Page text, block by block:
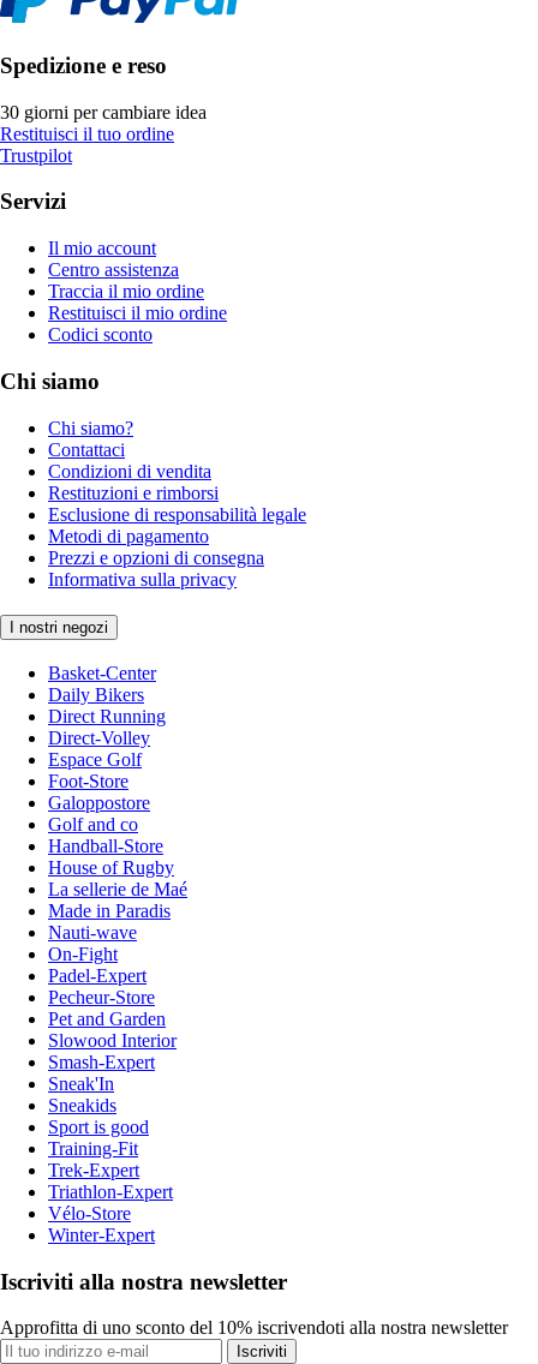
Spedizione e reso
30 giorni per cambiare idea
Restituisci il tuo ordine
Trustpilot
Servizi
Il mio account
Centro assistenza
Traccia il mio ordine
Restituisci il mio ordine
Codici sconto
Chi siamo
Chi siamo?
Contattaci
Condizioni di vendita
Restituzioni e rimborsi
Esclusione di responsabilità legale
Metodi di pagamento
Prezzi e opzioni di consegna
Informativa sulla privacy
I nostri negozi
Basket-Center
Daily Bikers
Direct Running
Direct-Volley
Espace Golf
Foot-Store
Galoppostore
Golf and co
Handball-Store
House of Rugby
La sellerie de Maé
Made in Paradis
Nauti-wave
On-Fight
Padel-Expert
Pecheur-Store
Pet and Garden
Slowood Interior
Smash-Expert
Sneak'In
Sneakids
Sport is good
Training-Fit
Trek-Expert
Triathlon-Expert
Vélo-Store
Winter-Expert
Iscriviti alla nostra newsletter
Approfitta di uno sconto del 10% iscrivendoti alla nostra newsletter
Iscriviti